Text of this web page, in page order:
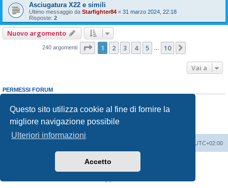
Questo sito utilizza cookie al fine di fornire la
migliore navigazione possibile
Ulteriori informazioni
Accetto
Asciugatura X22 e simili
Ultimo messaggio da Starfighter84 « 31 marzo 2024, 22:18
Risposte: 2
Nuovo argomento
240 argomenti Pagina di 10
1 2 3 4 5 10
Vai a
PERMESSI FORUM
Non puoirispondere negli argomenti
Non puoimodificare i tuoi messaggi
Non puoicancellare i tuoi messaggi
Non puoi
inviare allegati
UTC+02:00
phpBB® Forum Software © phpBB Limited
Traduzione ItalianaphpBB-Italia.it